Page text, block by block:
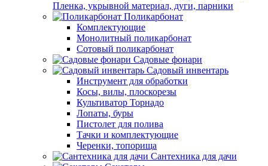
Пленка, укрывной материал, дуги, парники
Поликарбонат
Комплектующие
Монолитный поликарбонат
Сотовый поликарбонат
Садовые фонари
Садовый инвентарь
Инструмент для обработки
Косы, вилы, плоскорезы
Культиватор Торнадо
Лопаты, буры
Пистолет для полива
Тачки и комплектующие
Черенки, топорища
Сантехника для дачи